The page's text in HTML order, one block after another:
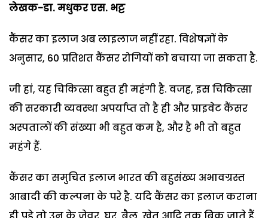
लेखक-डा. मधुकर एस. भट्ट
कैंसर का इलाज अब लाइलाज नहीं रहा. विशेषज्ञों के
अनुसार, 60 प्रतिशत कैंसर रोगियों को बचाया जा सकता है.
जी हां, यह चिकित्सा बहुत ही महंगी है. वजह, इस चिकित्सा
की सरकारी व्यवस्था अपर्याप्त तो है ही और प्राइवेट कैंसर
अस्पतालों की संख्या भी बहुत कम है, और है भी तो बहुत
महंगे हैं.
कैंसर का समुचित इलाज भारत की बहुसंख्य अभावग्रस्त
आबादी की कल्पना के परे है. यदि कैंसर का इलाज कराना